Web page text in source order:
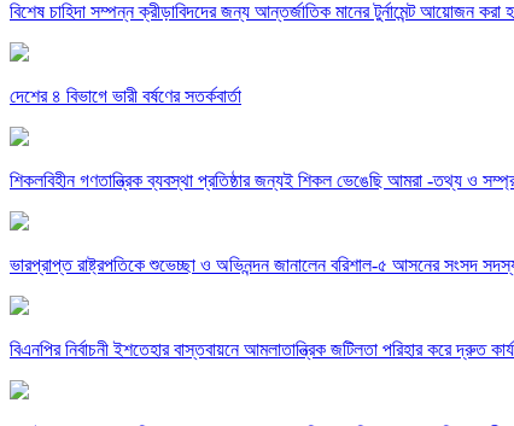
বিশেষ চাহিদা সম্পন্ন ক্রীড়াবিদদের জন্য আন্তর্জাতিক মানের টুর্নামেন্ট আয়োজন করা
দেশের ৪ বিভাগে ভারী বর্ষণের সতর্কবার্তা
শিকলবিহীন গণতান্ত্রিক ব্যবস্থা প্রতিষ্ঠার জন্যই শিকল ভেঙেছি আমরা -তথ্য ও
ভারপ্রাপ্ত রাষ্ট্রপতিকে শুভেচ্ছা ও অভিনন্দন জানালেন বরিশাল-৫ আসনের সংসদ
বিএনপির নির্বাচনী ইশতেহার বাস্তবায়নে আমলাতান্ত্রিক জটিলতা পরিহার করে দ্রুত